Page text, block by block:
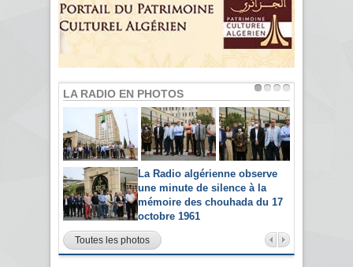
LA RADIO EN PHOTOS
La Radio algérienne observe
une minute de silence à la
mémoire des chouhada du 17
octobre 1961
Toutes les photos